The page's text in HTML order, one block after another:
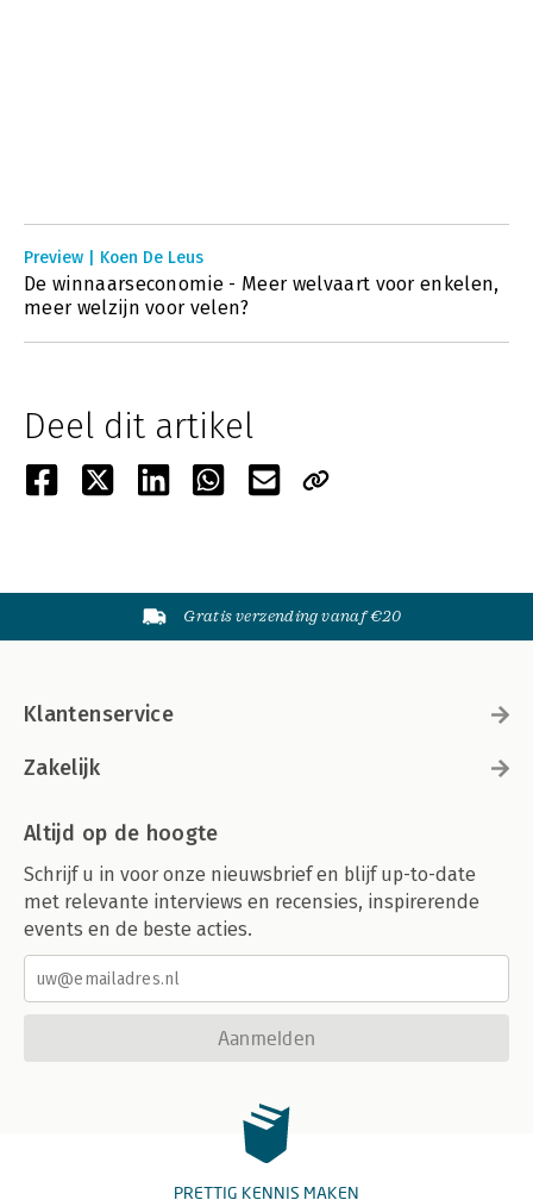
Preview | Koen De Leus
De winnaarseconomie - Meer welvaart voor enkelen,
meer welzijn voor velen?
Deel dit artikel
Gratis verzending vanaf €20
Klantenservice
Zakelijk
Altijd op de hoogte
Schrijf u in voor onze nieuwsbrief en blijf up-to-date
met relevante interviews en recensies, inspirerende
events en de beste acties.
Aanmelden
PRETTIG KENNIS MAKEN